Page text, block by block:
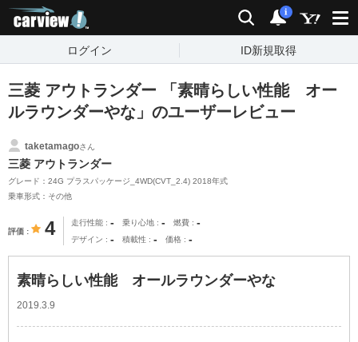
検索 通知
i
ログイン ID新規取得
三菱 アウトランダー 「素晴らしい性能 オー
ルラウンダーやな」のユーザーレビュー
taketamagoさん
三菱 アウトランダー
グレード：24G プラスパッケージ_4WD(CVT_2.4) 2018年式
乗車形式：その他
評価 4 走行性能 - 乗り心地 - 燃費 -
デザイン - 積載性 - 価格 -
素晴らしい性能 オールラウンダーやな
2019.3.9